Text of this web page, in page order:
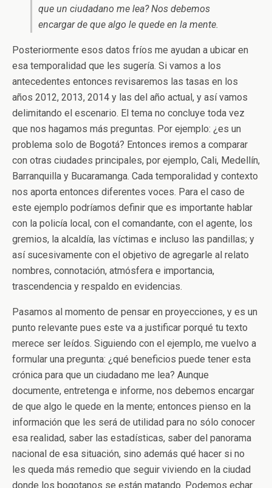
que un ciudadano me lea? Nos debemos
encargar de que algo le quede en la mente.
Posteriormente esos datos fríos me ayudan a ubicar en
esa temporalidad que les sugería. Si vamos a los
antecedentes entonces revisaremos las tasas en los
años 2012, 2013, 2014 y las del año actual, y así vamos
delimitando el escenario. El tema no concluye toda vez
que nos hagamos más preguntas. Por ejemplo: ¿es un
problema solo de Bogotá? Entonces iremos a comparar
con otras ciudades principales, por ejemplo, Cali, Medellín,
Barranquilla y Bucaramanga. Cada temporalidad y contexto
nos aporta entonces diferentes voces. Para el caso de
este ejemplo podríamos definir que es importante hablar
con la policía local, con el comandante, con el agente, los
gremios, la alcaldía, las víctimas e incluso las pandillas; y
así sucesivamente con el objetivo de agregarle al relato
nombres, connotación, atmósfera e importancia,
trascendencia y respaldo en evidencias.
Pasamos al momento de pensar en proyecciones, y es un
punto relevante pues este va a justificar porqué tu texto
merece ser leídos. Siguiendo con el ejemplo, me vuelvo a
formular una pregunta: ¿qué beneficios puede tener esta
crónica para que un ciudadano me lea? Aunque
documente, entretenga e informe, nos debemos encargar
de que algo le quede en la mente; entonces pienso en la
información que les será de utilidad para no sólo conocer
esa realidad, saber las estadísticas, saber del panorama
nacional de esa situación, sino además qué hacer si no
les queda más remedio que seguir viviendo en la ciudad
donde los bogotanos se están matando. Podemos echar